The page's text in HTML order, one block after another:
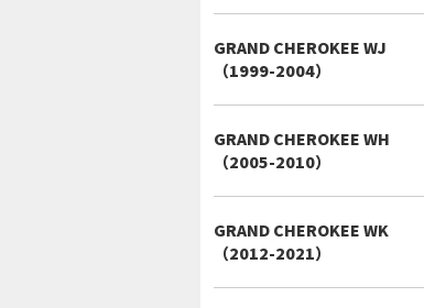
GRAND CHEROKEE WJ
（1999-2004）
GRAND CHEROKEE WH
（2005-2010）
GRAND CHEROKEE WK
（2012-2021）